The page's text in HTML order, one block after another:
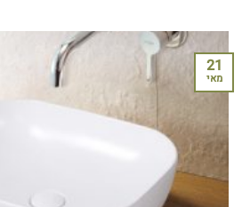
21
מאי